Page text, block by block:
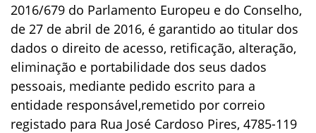
2016/679 do Parlamento Europeu e do Conselho,
de 27 de abril de 2016, é garantido ao titular dos
dados o direito de acesso, retificação, alteração,
eliminação e portabilidade dos seus dados
pessoais, mediante pedido escrito para a
entidade responsável,remetido por correio
registado para Rua José Cardoso Pires, 4785-119